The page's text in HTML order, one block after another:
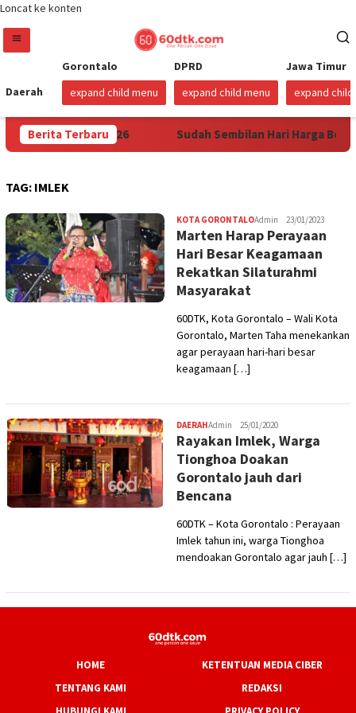
Loncat ke konten
Daerah
Gorontalo
expand child menu
DPRD
expand child menu
Jawa Timur
expand child
Berita Terbaru
1 Agustus 2026 Sudah Sembilan Hari Harga
TAG: IMLEK
KOTA GORONTALOAdmin 23/01/2023
Marten Harap Perayaan
Hari Besar Keagamaan
Rekatkan Silaturahmi
Masyarakat
60DTK, Kota Gorontalo – Wali Kota
Gorontalo, Marten Taha menekankan
agar perayaan hari-hari besar
keagamaan […]
DAERAHAdmin 25/01/2020
Rayakan Imlek, Warga
Tionghoa Doakan
Gorontalo jauh dari
Bencana
60DTK – Kota Gorontalo : Perayaan
Imlek tahun ini, warga Tionghoa
mendoakan Gorontalo agar jauh […]
HOME
KETENTUAN MEDIA CIBER
TENTANG KAMI
REDAKSI